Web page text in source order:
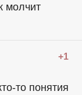
молчит
+1
то понятия